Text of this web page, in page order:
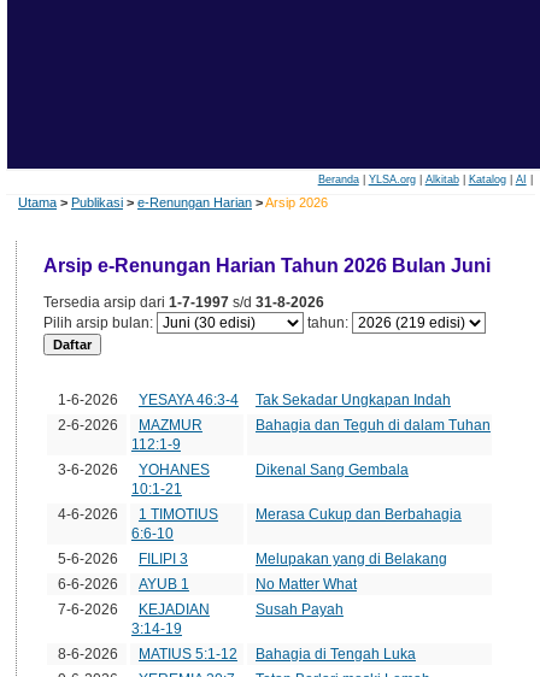
Beranda| YLSA.org| Alkitab| Katalog| AI
Utama > Publikasi > e-Renungan Harian >Arsip 2026
Arsip e-Renungan Harian Tahun 2026 Bulan Juni
Tersedia arsip dari 1-7-1997s/d 31-8-2026
Pilih arsip bulan:
tahun:
1-6-2026
YESAYA 46:3-4
Tak Sekadar Ungkapan Indah
2-6-2026
MAZMUR
112:1-9
Bahagia dan Teguh di dalam Tuhan
3-6-2026
YOHANES
10:1-21
Dikenal Sang Gembala
4-6-2026
1 TIMOTIUS
6:6-10
Merasa Cukup dan Berbahagia
5-6-2026 FILIPI 3
Melupakan yang di Belakang
6-6-2026
AYUB 1
No Matter What
7-6-2026
KEJADIAN
3:14-19
Susah Payah
8-6-2026 MATIUS 5:1-12
Bahagia di Tengah Luka